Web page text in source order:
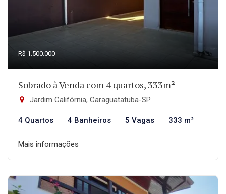
R$ 1.500.000
Sobrado à Venda com 4 quartos, 333m²
Jardim Califórnia, Caraguatatuba-SP
4 Quartos 4 Banheiros 5 Vagas 333 m²
Mais informações